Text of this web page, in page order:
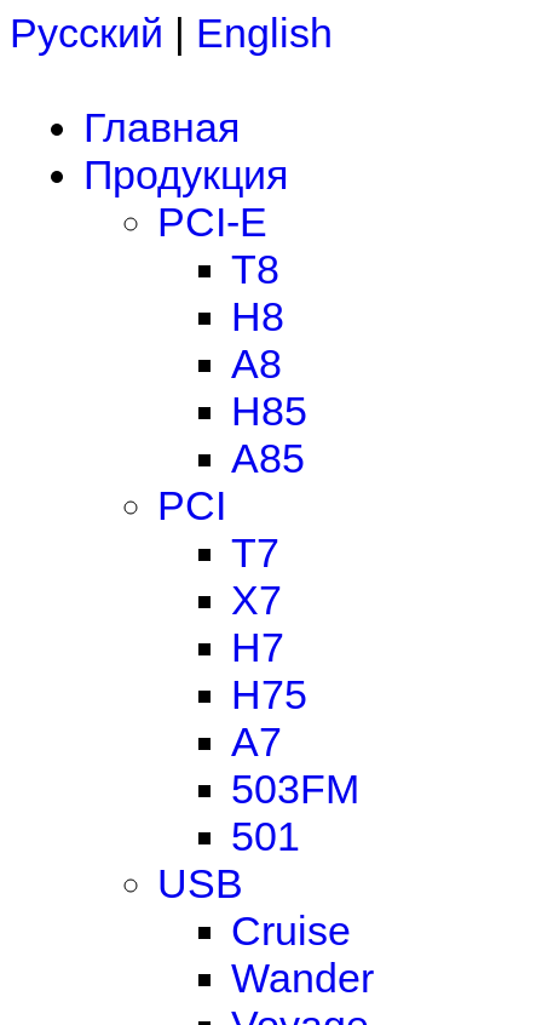
Русский | English
Главная
Продукция
PCI-E
T8
H8
A8
H85
A85
PCI
T7
X7
H7
H75
A7
503FM
501
USB
Cruise
Wander